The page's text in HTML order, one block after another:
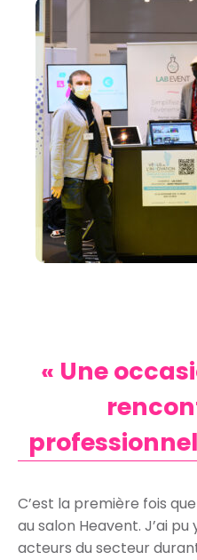
« Une
C’est la première fois
au salon Heavent. J’ai
acteurs du secteur